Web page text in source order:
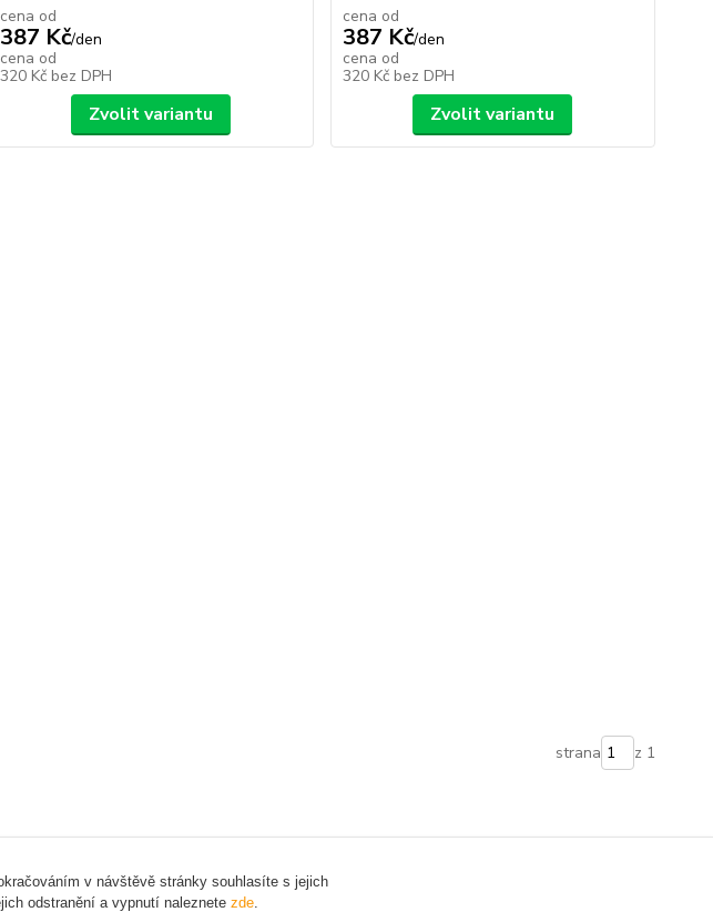
cena od
387 Kč/den
cena od
320 Kč bez DPH
Zvolit variantu
cena od
387 Kč/den
cena od
320 Kč bez DPH
Zvolit variantu
strana z 1
v návštěvě stránky souhlasíte s jejich
odstranění a vypnutí naleznete zde.